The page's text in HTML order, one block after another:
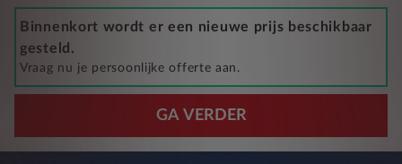
Binnenkort wordt er een nieuwe prijs beschikbaar
gesteld.
Vraag nu je persoonlijke offerte aan.
GA VERDER